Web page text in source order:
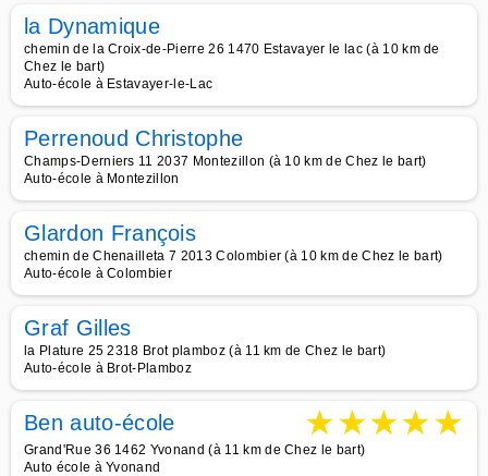
la Dynamique
chemin de la Croix-de-Pierre 26 1470 Estavayer le lac (à 10 km de
Chez le bart)
Auto-école à Estavayer-le-Lac
Perrenoud Christophe
Champs-Derniers 11 2037 Montezillon (à 10 km de Chez le bart)
Auto-école à Montezillon
Glardon François
chemin de Chenailleta 7 2013 Colombier (à 10 km de Chez le bart)
Auto-école à Colombier
Graf Gilles
la Plature 25 2318 Brot plamboz (à 11 km de Chez le bart)
Auto-école à Brot-Plamboz
Ben auto-école ★★★★★
Grand'Rue 36 1462 Yvonand (à 11 km de Chez le bart)
Auto école à Yvonand